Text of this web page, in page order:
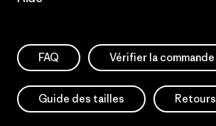
FAQ Vérifier la commande
Guide des tailles Retours